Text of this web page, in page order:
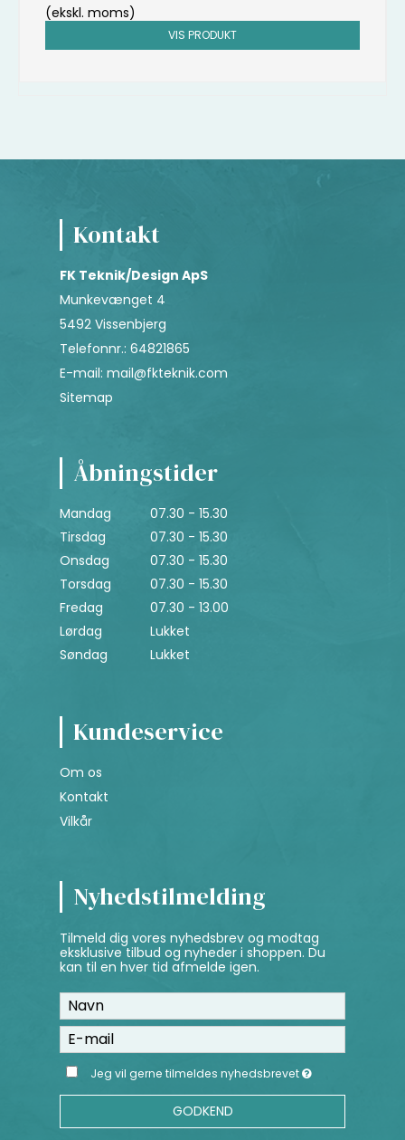
(ekskl. moms)
VIS PRODUKT
Kontakt
FK Teknik/Design ApS
Munkevænget 4
5492 Vissenbjerg
Telefonnr.: 64821865
E-mail: mail@fkteknik.com
Sitemap
Åbningstider
Mandag
07.30 - 15.30
Tirsdag
07.30 - 15.30
Onsdag
07.30 - 15.30
Torsdag
07.30 - 15.30
Fredag
07.30 - 13.00
Lørdag
Lukket
Søndag
Lukket
Kundeservice
Om os
Kontakt
Vilkår
Nyhedstilmelding
Tilmeld dig vores nyhedsbrev og modtag
eksklusive tilbud og nyheder i shoppen. Du
kan til en hver tid afmelde igen.
Jeg vil gerne tilmeldes nyhedsbrevet
GODKEND